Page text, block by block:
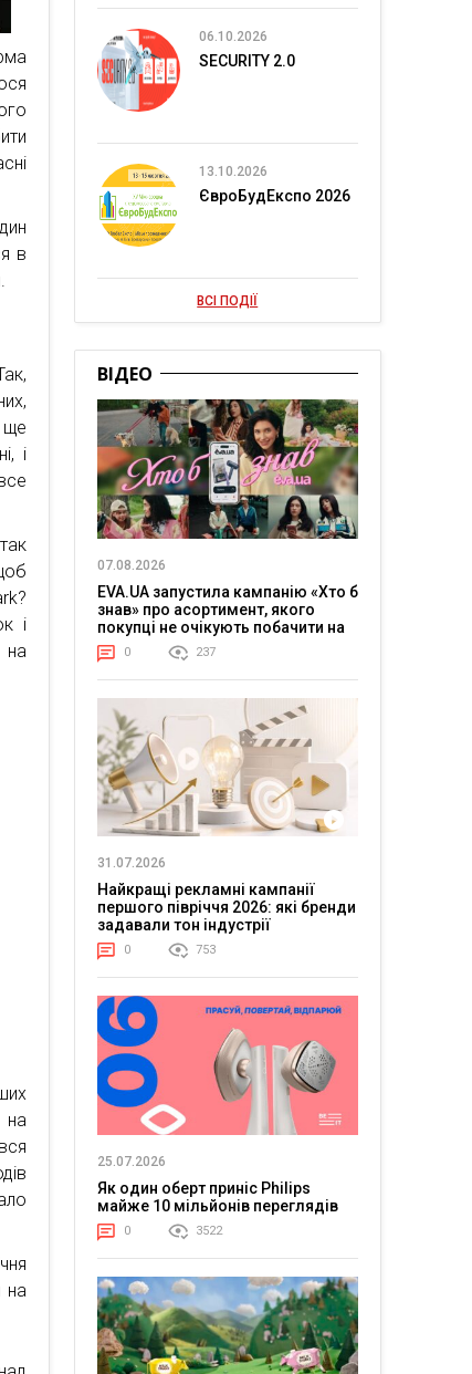
в
ще
і
і
на
на
на
06.10.2026
SECURITY 2.0
13.10.2026
ЄвроБудЕкспо 2026
ВСІ ПОДІЇ
ВІДЕО
07.08.2026
EVA.UA запустила кампанію «Хто б
знав» про асортимент, якого
покупці не очікують побачити на
платформі
0 237
31.07.2026
Найкращі рекламні кампанії
першого півріччя 2026: які бренди
задавали тон індустрії
0 753
25.07.2026
Як один оберт приніс Philips
майже 10 мільйонів переглядів
0 3522